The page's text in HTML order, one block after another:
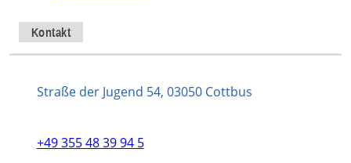
Kontakt
Straße der Jugend 54, 03050 Cottbus
+49 355 48 39 94 5